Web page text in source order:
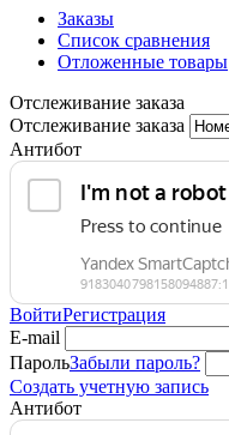
Заказы
Список сравнения
Отложенные товары
Отслеживание заказа
Отслеживание заказа
Антибот
ВойтиРегистрация
E-mail
ПарольЗабыли пароль?
Создать учетную запись
Антибот